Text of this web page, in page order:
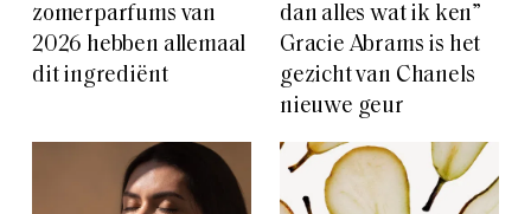
zomerparfums van
2026 hebben allemaal
dit ingrediënt
dan alles wat ik ken”
Gracie Abrams is het
gezicht van Chanels
nieuwe geur